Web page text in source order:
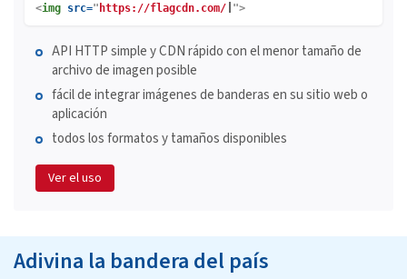
<img src=" https://flagcdn.com/ ">
API HTTP simple y CDN rápido con el menor tamaño de
archivo de imagen posible
fácil de integrar imágenes de banderas en su sitio web o
aplicación
todos los formatos y tamaños disponibles
Ver el uso
Adivina la bandera del país